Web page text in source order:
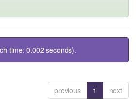
time: 0.002 seconds).
previous 1 next